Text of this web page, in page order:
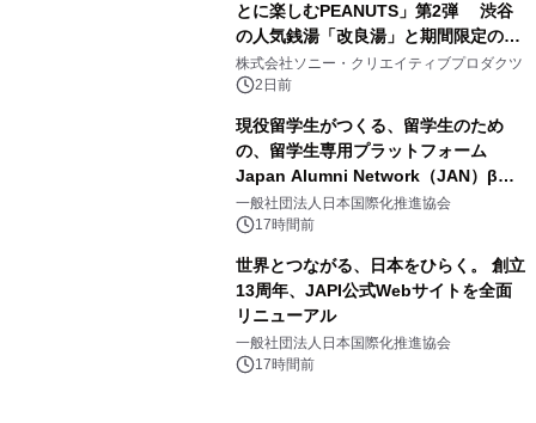
とに楽しむPEANUTS」第2弾 渋谷
の人気銭湯「改良湯」と期間限定のコ
ラボレーション サウナイキタイコラ
ボグッズも発売決定！
株式会社ソニー・クリエイティブプロダクツ
2日前
現役留学生がつくる、留学生のため
の、留学生専用プラットフォーム
Japan Alumni Network（JAN）β版
をリリース
一般社団法人日本国際化推進協会
17時間前
世界とつながる、日本をひらく。 創立
13周年、JAPI公式Webサイトを全面
リニューアル
一般社団法人日本国際化推進協会
17時間前